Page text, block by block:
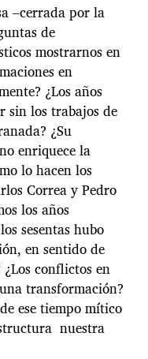
–cerrada por la
de
mostrarnos en
en
¿Los años
sin los trabajos de
¿Su
enriquece la
lo hacen los
Correa y Pedro
los años
sesentas hubo
en sentido de
conflictos en
transformación?
ese tiempo mítico
nuestra